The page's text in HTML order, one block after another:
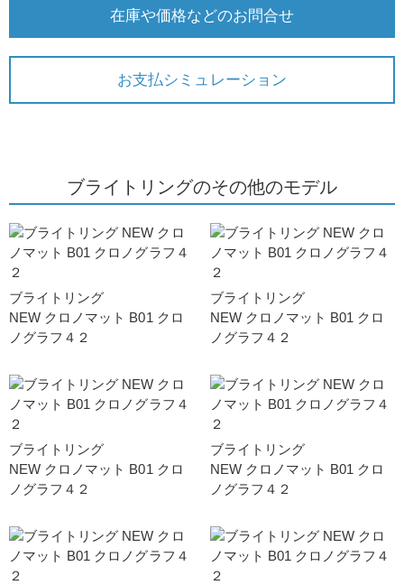
在庫や価格などのお問合せ
お支払シミュレーション
ブライトリングのその他のモデル
ブライトリング
NEW クロノマット B01 クロ
ノグラフ４２
ブライトリング
NEW クロノマット B01 クロ
ノグラフ４２
ブライトリング
NEW クロノマット B01 クロ
ノグラフ４２
ブライトリング
NEW クロノマット B01 クロ
ノグラフ４２